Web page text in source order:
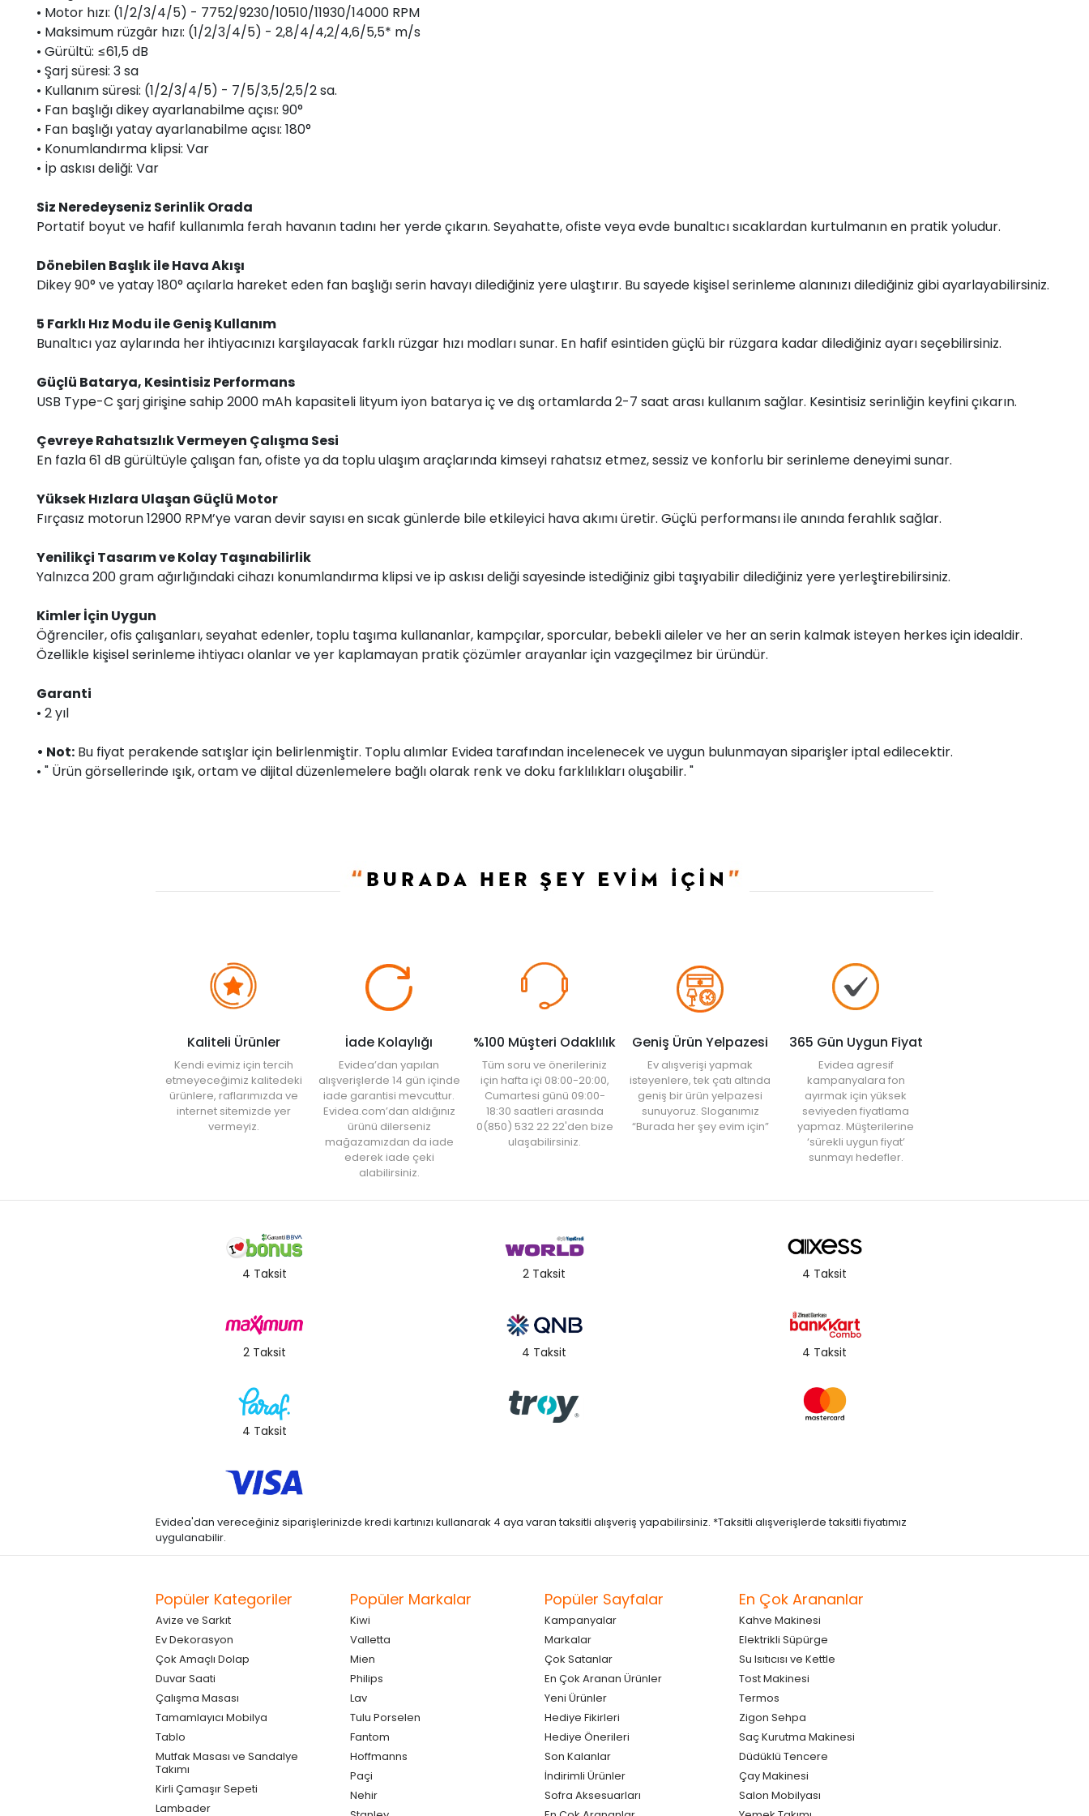
• Motor hızı: (1/2/3/4/5) - 7752/9230/10510/11930/14000 RPM
• Maksimum rüzgâr hızı: (1/2/3/4/5) - 2,8/4/4,2/4,6/5,5* m/s
• Gürültü: ≤61,5 dB
• Şarj süresi: 3 sa
• Kullanım süresi: (1/2/3/4/5) - 7/5/3,5/2,5/2 sa.
• Fan başlığı dikey ayarlanabilme açısı: 90°
• Fan başlığı yatay ayarlanabilme açısı: 180°
• Konumlandırma klipsi: Var
• İp askısı deliği: Var
Siz Neredeyseniz Serinlik Orada
Portatif boyut ve hafif kullanımla ferah havanın tadını her yerde çıkarın. Seyahatte, ofiste veya evde bunaltıcı sıcaklardan kurtulmanın en pratik yoludur.
Dönebilen Başlık ile Hava Akışı
Dikey 90° ve yatay 180° açılarla hareket eden fan başlığı serin havayı dilediğiniz yere ulaştırır. Bu sayede kişisel serinleme alanınızı dilediğiniz gibi ayarlayabilirsiniz.
5 Farklı Hız Modu ile Geniş Kullanım
Bunaltıcı yaz aylarında her ihtiyacınızı karşılayacak farklı rüzgar hızı modları sunar. En hafif esintiden güçlü bir rüzgara kadar dilediğiniz ayarı seçebilirsiniz.
Güçlü Batarya, Kesintisiz Performans
USB Type-C şarj girişine sahip 2000 mAh kapasiteli lityum iyon batarya iç ve dış ortamlarda 2-7 saat arası kullanım sağlar. Kesintisiz serinliğin keyfini çıkarın.
Çevreye Rahatsızlık Vermeyen Çalışma Sesi
En fazla 61 dB gürültüyle çalışan fan, ofiste ya da toplu ulaşım araçlarında kimseyi rahatsız etmez, sessiz ve konforlu bir serinleme deneyimi sunar.
Yüksek Hızlara Ulaşan Güçlü Motor
Fırçasız motorun 12900 RPM’ye varan devir sayısı en sıcak günlerde bile etkileyici hava akımı üretir. Güçlü performansı ile anında ferahlık sağlar.
Yenilikçi Tasarım ve Kolay Taşınabilirlik
Yalnızca 200 gram ağırlığındaki cihazı konumlandırma klipsi ve ip askısı deliği sayesinde istediğiniz gibi taşıyabilir dilediğiniz yere yerleştirebilirsiniz.
Kimler İçin Uygun
Öğrenciler, ofis çalışanları, seyahat edenler, toplu taşıma kullananlar, kampçılar, sporcular, bebekli aileler ve her an serin kalmak isteyen herkes için idealdir.
Özellikle kişisel serinleme ihtiyacı olanlar ve yer kaplamayan pratik çözümler arayanlar için vazgeçilmez bir üründür.
Garanti
• 2 yıl
• Not: Bu fiyat perakende satışlar için belirlenmiştir. Toplu alımlar Evidea tarafından incelenecek ve uygun bulunmayan siparişler iptal edilecektir.
• " Ürün görsellerinde ışık, ortam ve dijital düzenlemelere bağlı olarak renk ve doku farklılıkları oluşabilir. "
Kaliteli Ürünler
Kendi evimiz için tercih
etmeyeceğimiz kalitedeki
ürünlere, raflarımızda ve
internet sitemizde yer
vermeyiz.
İade Kolaylığı
Evidea’dan yapılan
alışverişlerde 14 gün içinde
iade garantisi mevcuttur.
Evidea.com’dan aldığınız
ürünü dilerseniz
mağazamızdan da iade
ederek iade çeki
alabilirsiniz.
%100 Müşteri Odaklılık
Tüm soru ve önerileriniz
için hafta içi 08:00-20:00,
Cumartesi günü 09:00-
18:30 saatleri arasında
0(850) 532 22 22'den bize
ulaşabilirsiniz.
Geniş Ürün Yelpazesi
Ev alışverişi yapmak
isteyenlere, tek çatı altında
geniş bir ürün yelpazesi
sunuyoruz. Sloganımız
“Burada her şey evim için”
365 Gün Uygun Fiyat
Evidea agresif
kampanyalara fon
ayırmak için yüksek
seviyeden fiyatlama
yapmaz. Müşterilerine
‘sürekli uygun fiyat’
sunmayı hedefler.
4 Taksit 2 Taksit 4 Taksit
2 Taksit 4 Taksit 4 Taksit
4 Taksit
Evidea'dan vereceğiniz siparişlerinizde kredi kartınızı kullanarak 4 aya varan taksitli alışveriş yapabilirsiniz. *Taksitli alışverişlerde taksitli fiyatımız
uygulanabilir.
Popüler Kategoriler
Avize ve Sarkıt
Ev Dekorasyon
Çok Amaçlı Dolap
Duvar Saati
Çalışma Masası
Tamamlayıcı Mobilya
Tablo
Mutfak Masası ve Sandalye
Takımı
Kirli Çamaşır Sepeti
Lambader
Popüler Markalar
Kiwi
Valletta
Mien
Philips
Lav
Tulu Porselen
Fantom
Hoffmanns
Paçi
Nehir
Popüler Sayfalar
Kampanyalar
Markalar
Çok Satanlar
En Çok Aranan Ürünler
Yeni Ürünler
Hediye Fikirleri
Hediye Önerileri
Son Kalanlar
İndirimli Ürünler
Sofra Aksesuarları
En Çok Arananlar
Kahve Makinesi
Elektrikli Süpürge
Su Isıtıcısı ve Kettle
Tost Makinesi
Termos
Zigon Sehpa
Saç Kurutma Makinesi
Düdüklü Tencere
Çay Makinesi
Salon Mobilyası